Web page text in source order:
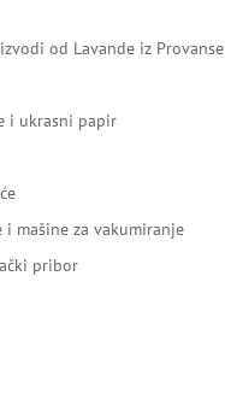
od Lavande iz Provanse
i ukrasni papir
i mašine za vakumiranje
pribor